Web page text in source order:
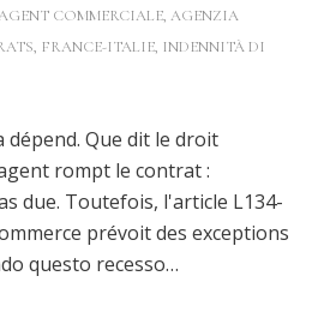
COMMERCIALE, AGENZIA
, FRANCE-ITALIE, INDENNITÀ DI
dépend. Que dit le droit
rompt le contrat :
due. Toutefois, l'article L134-
prévoit des exceptions
questo recesso…